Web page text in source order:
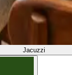
Jacuzzi